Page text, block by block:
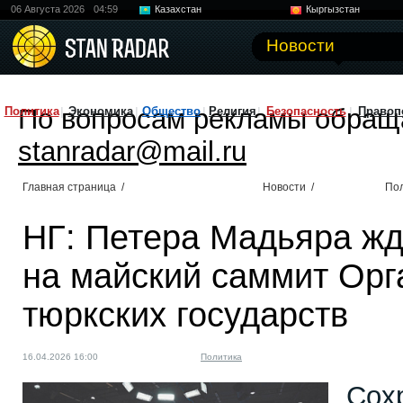
06 Августа 2026 04:59 Казахстан
Кыргызстан
Новости
Политика Экономика Общество Религия Безопасность
По вопросам рекламы
stanradar@mail.ru
Главная страница / Новости /
НГ: Петера Мадьяра
на майский саммит
тюркских государств
16.04.2026 16:00 Политика